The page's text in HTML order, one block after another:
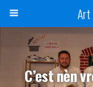
C’est nèn